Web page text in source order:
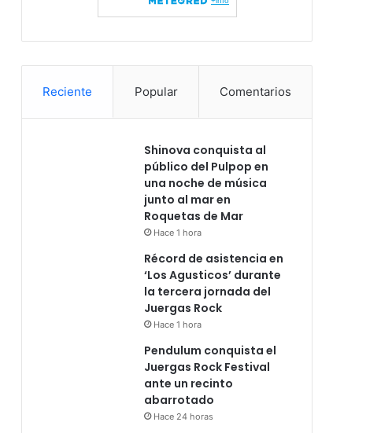
Reciente Popular Comentarios
Shinova conquista al
público del Pulpop en
una noche de música
junto al mar en
Roquetas de Mar
Hace 1 hora
Récord de asistencia en
‘Los Agusticos’ durante
la tercera jornada del
Juergas Rock
Hace 1 hora
Pendulum conquista el
Juergas Rock Festival
ante un recinto
abarrotado
Hace 24 horas